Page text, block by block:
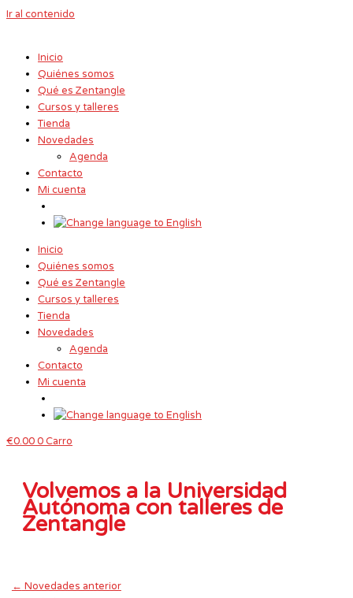
Ir al contenido
Inicio
Quiénes somos
Qué es Zentangle
Cursos y talleres
Tienda
Novedades
Agenda
Contacto
Mi cuenta
Inicio
Quiénes somos
Qué es Zentangle
Cursos y talleres
Tienda
Novedades
Agenda
Contacto
Mi cuenta
€0.000Carro
Volvemos a la Universidad
Autónoma con talleres de
Zentangle
← Novedades anterior